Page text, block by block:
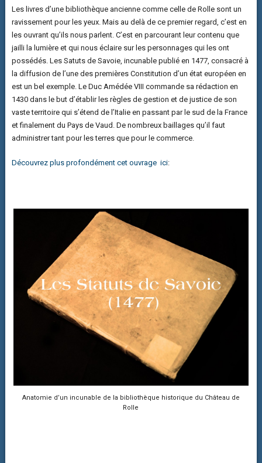
Les livres d’une bibliothèque ancienne comme celle de Rolle sont un
ravissement pour les yeux. Mais au delà de ce premier regard, c’est en
les ouvrant qu’ils nous parlent. C’est en parcourant leur contenu que
jailli la lumière et qui nous éclaire sur les personnages qui les ont
possédés. Les Satuts de Savoie, incunable publié en 1477, consacré à
la diffusion de l’une des premières Constitution d’un état européen en
est un bel exemple. Le Duc Amédée VIII commande sa rédaction en
1430 dans le but d’établir les règles de gestion et de justice de son
vaste territoire qui s’étend de l’Italie en passant par le sud de la France
et finalement du Pays de Vaud. De nombreux baillages qu’il faut
administrer tant pour les terres que pour le commerce.
Découvrez plus profondément cet ouvrage ici:
Anatomie d’un incunable de la bibliothèque historique du Château de
Rolle